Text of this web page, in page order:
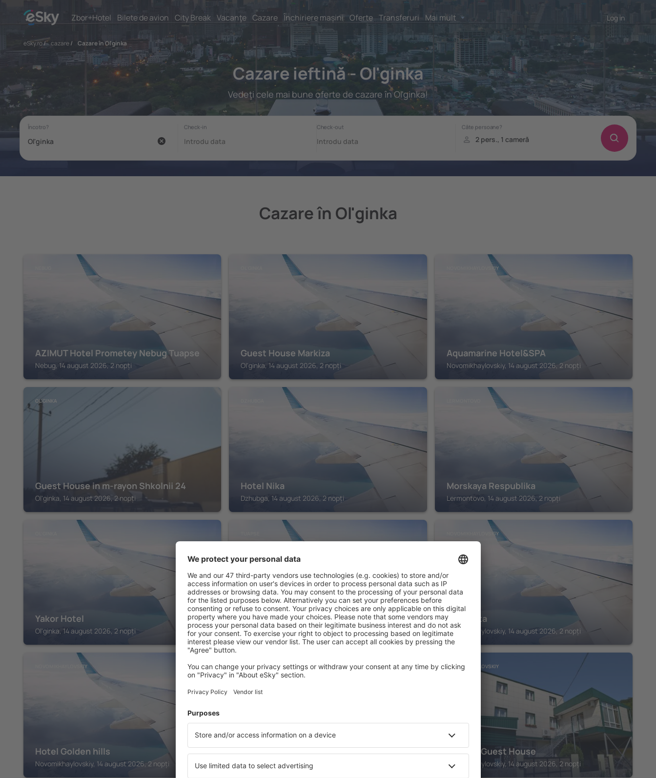
Zbor+Hotel Bilete de avion City Break Vacanţe Cazare Închiriere mașini Oferte Transferuri Mai mult Log in
eSky.ro/ cazare/ Cazare în Ol'ginka
Cazare ieftină - Ol'ginka
Vedeţi cele mai bune oferte de cazare în Ol'ginka!
Cazare în Ol'ginka
AZIMUT Hotel Prometey Nebug Tuapse
Nebug, 14 august 2026, 2 nopți
Guest House Markiza
Ol'ginka, 14 august 2026, 2 nopți
NOVOMIKHAYLOVSKIY
Aquamarine Hotel&SPA
Novomikhaylovskiy, 14 august 2026, 2 nopți
OL'GINKA
Guest House in m-rayon Shkolnii 24
Ol'ginka, 14 august 2026, 2 nopți
Hotel Nika
Dzhubga, 14 august 2026, 2 nopți
Morskaya Respublika
Lermontovo, 14 august 2026, 2 nopți
Yakor Hotel
Ol'ginka, 14 august 2026, 2 nopți
Restaurant and hotel complex «Corsica»
Tuapse, 14 august 2026, 2 nopți
NOVOMIKHAYLOVSKIY
Margarita
Novomikhaylovskiy, 14 august 2026, 2 nopți
NOVOMIKHAYLOVSKIY
Hotel Golden hills
Novomikhaylovskiy, 14 august 2026, 2 nopți
NOVOMIKHAYLOVSKIY
Коттедж
Novomikhaylovskiy, 14 august 2026, 2 nopți
NOVOMIKHAYLOVSKIY
Julietta Guest House
Novomikhaylovskiy, 14 august 2026, 2 nopți